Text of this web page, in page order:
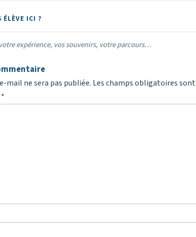
ÉLÈVE ICI ?
expérience, vos souvenirs, votre parcours…
mail ne sera pas publiée. Les champs obligatoires sont
*